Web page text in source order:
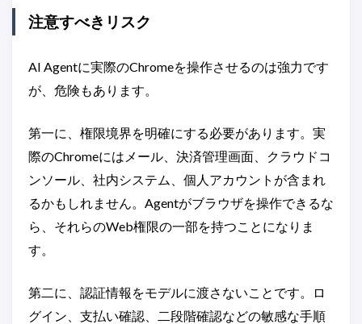
注意すべきリスク
AI Agentに実際のChromeを操作させるのは強力です
が、危険もあります。
第一に、権限境界を明確にする必要があります。実
際のChromeにはメール、決済管理画面、クラウドコ
ンソール、社内システム、個人アカウントが含まれ
るかもしれません。Agentがブラウザを操作できるな
ら、それらのWeb権限の一部を持つことになりま
す。
第二に、認証情報をモデルに渡さないことです。ロ
グイン、支払い確認、二段階確認などの敏感な手順